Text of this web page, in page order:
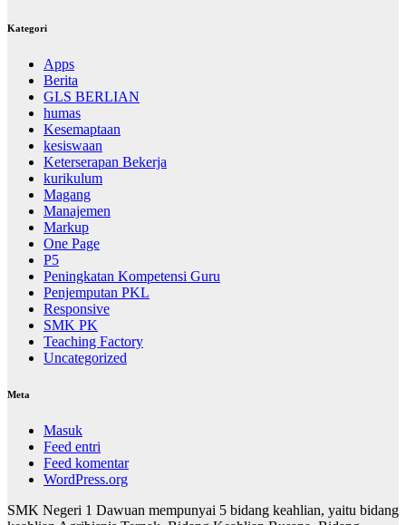
Kategori
Apps
Berita
GLS BERLIAN
humas
Kesemaptaan
kesiswaan
Keterserapan Bekerja
kurikulum
Magang
Manajemen
Markup
One Page
P5
Peningkatan Kompetensi Guru
Penjemputan PKL
Responsive
SMK PK
Teaching Factory
Uncategorized
Meta
Masuk
Feed entri
Feed komentar
WordPress.org
SMK Negeri 1 Dawuan mempunyai 5 bidang keahlian, yaitu bidang